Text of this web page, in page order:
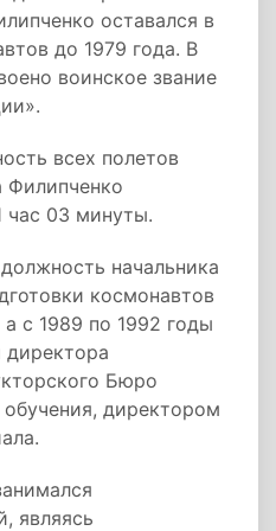
оставался в
до 1979 года. В
воинское звание
всех полетов
Филипченко
час 03 минуты.
начальника
космонавтов
с 1989 по 1992 годы
директора
Бюро
директором
являясь